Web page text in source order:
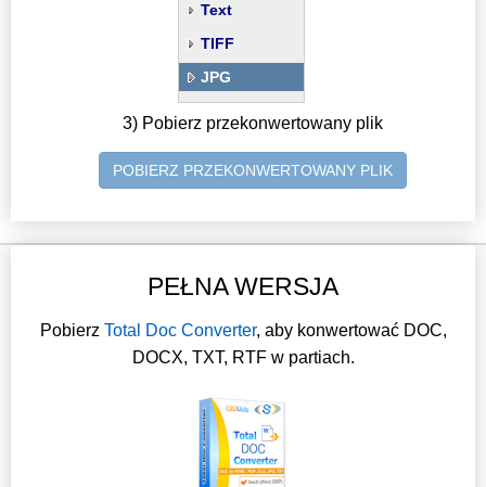
Text
TIFF
JPG
3) Pobierz przekonwertowany plik
POBIERZ PRZEKONWERTOWANY PLIK
PEŁNA WERSJA
Pobierz Total Doc Converter, aby konwertować DOC,
DOCX, TXT, RTF w partiach.